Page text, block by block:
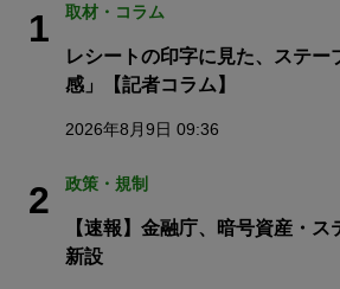
1 取材・コラム
レシートの印字に見た、ステー
感」【記者コラム】
2026年8月9日 09:36
2 政策・規制
【速報】金融庁、暗号資産・
新設